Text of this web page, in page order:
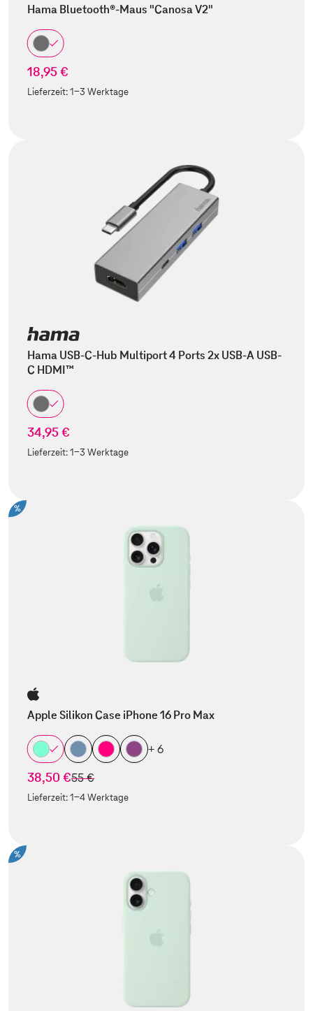
Hama Bluetooth®-Maus "Canosa V2"
18,95 €
Lieferzeit:1-3 Werktage
Hama USB-C-Hub Multiport 4 Ports 2x USB-A USB-
C HDMI™
34,95 €
Lieferzeit:1-3 Werktage
%
Apple Silikon Case iPhone 16 Pro Max
+ 6
38,50 €statt
55 €
Lieferzeit:1-4 Werktage
%